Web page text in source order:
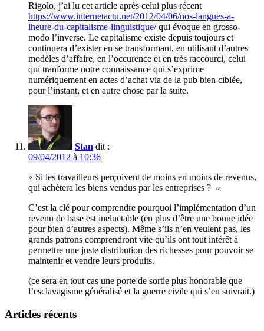
Rigolo, j’ai lu cet article après celui plus récent
https://www.internetactu.net/2012/04/06/nos-langues-a-
lheure-du-capitalisme-linguistique/qui évoque en grosso-
modo l’inverse. Le capitalisme existe depuis toujours et
continuera d’exister en se transformant, en utilisant d’autres
modèles d’affaire, en l’occurence et en très raccourci, celui
qui tranforme notre connaissance qui s’exprime
numériquement en actes d’achat via de la pub bien ciblée,
pour l’instant, et en autre chose par la suite.
Stan dit :
09/04/2012 à 10:36
« Si les travailleurs perçoivent de moins en moins de revenus,
qui achètera les biens vendus par les entreprises ? »
C’est la clé pour comprendre pourquoi l’implémentation d’un
revenu de base est ineluctable (en plus d’être une bonne idée
pour bien d’autres aspects). Même s’ils n’en veulent pas, les
grands patrons comprendront vite qu’ils ont tout intérêt à
permettre une juste distribution des richesses pour pouvoir se
maintenir et vendre leurs produits.
(ce sera en tout cas une porte de sortie plus honorable que
l’esclavagisme généralisé et la guerre civile qui s’en suivrait.)
Articles récents